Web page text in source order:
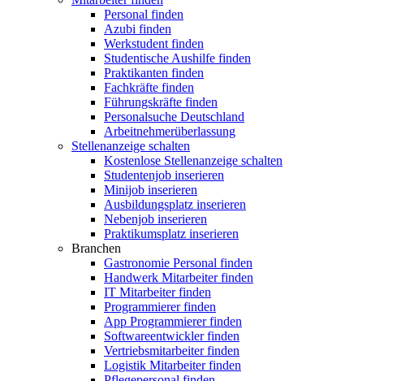
Personal finden
Azubi finden
Werkstudent finden
Studentische Aushilfe finden
Praktikanten finden
Fachkräfte finden
Führungskräfte finden
Personalsuche Deutschland
Arbeitnehmerüberlassung
Stellenanzeige schalten
Kostenlose Stellenanzeige schalten
Studentenjob inserieren
Minijob inserieren
Ausbildungsplatz inserieren
Nebenjob inserieren
Praktikumsplatz inserieren
Branchen
Gastronomie Personal finden
Handwerk Mitarbeiter finden
IT Mitarbeiter finden
Programmierer finden
App Programmierer finden
Softwareentwickler finden
Vertriebsmitarbeiter finden
Logistik Mitarbeiter finden